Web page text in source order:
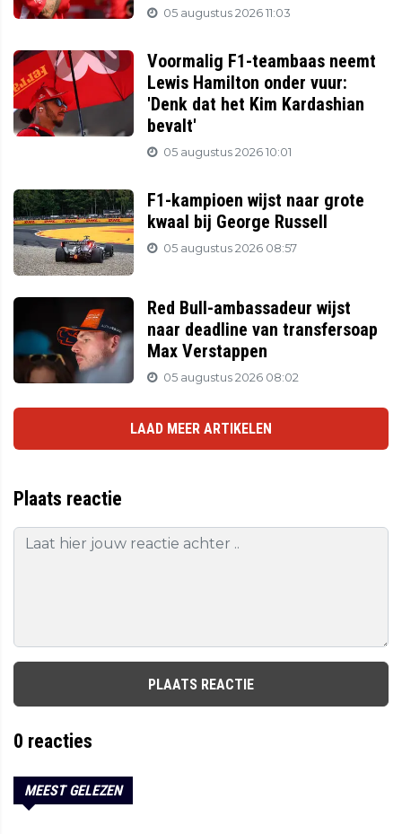
05 augustus 2026 11:03
Voormalig F1-teambaas neemt
Lewis Hamilton onder vuur:
'Denk dat het Kim Kardashian
bevalt'
05 augustus 2026 10:01
F1-kampioen wijst naar grote
kwaal bij George Russell
05 augustus 2026 08:57
Red Bull-ambassadeur wijst
naar deadline van transfersoap
Max Verstappen
05 augustus 2026 08:02
LAAD MEER ARTIKELEN
Plaats reactie
PLAATS REACTIE
0 reacties
MEEST GELEZEN